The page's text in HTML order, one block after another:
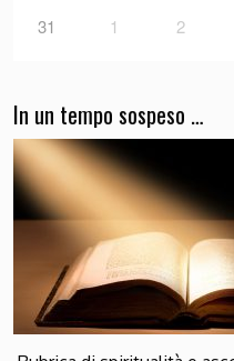
31 1 2
In un tempo sospeso …